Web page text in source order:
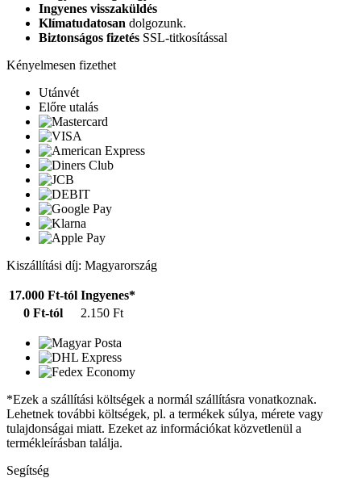
Ingyenes visszaküldés
Klímatudatosan dolgozunk.
Biztonságos fizetés SSL-titkosítással
Kényelmesen fizethet
Utánvét
Előre utalás
Kiszállítási díj: Magyarország
17.000 Ft-tól Ingyenes*
0 Ft-tól
2.150 Ft
*Ezek a szállítási költségek a normál szállításra vonatkoznak.
Lehetnek további költségek, pl. a termékek súlya, mérete vagy
tulajdonságai miatt. Ezeket az információkat közvetlenül a
termékleírásban találja.
Segítség